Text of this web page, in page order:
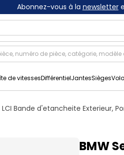
Abonnez-vous à la newsletter
de vitessesDifférentielJantesSièges
LCI Bande d'etancheite Exterieur,
BMW